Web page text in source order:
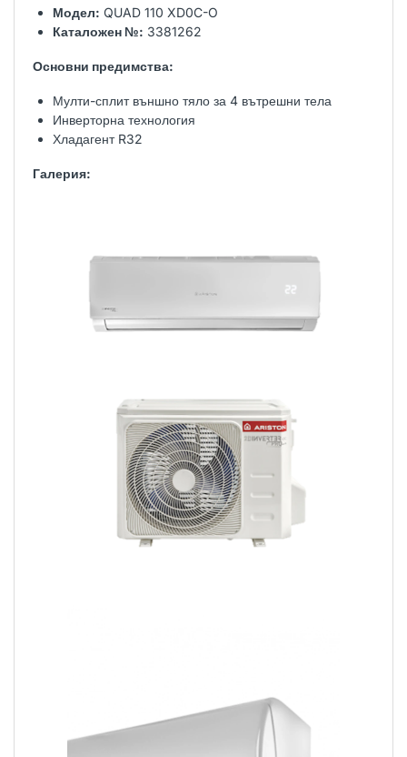
Модел: QUAD 110 XD0C-O
Каталожен №: 3381262
Основни предимства:
Мулти-сплит външно тяло за 4 вътрешни тела
Инверторна технология
Хладагент R32
Галерия: